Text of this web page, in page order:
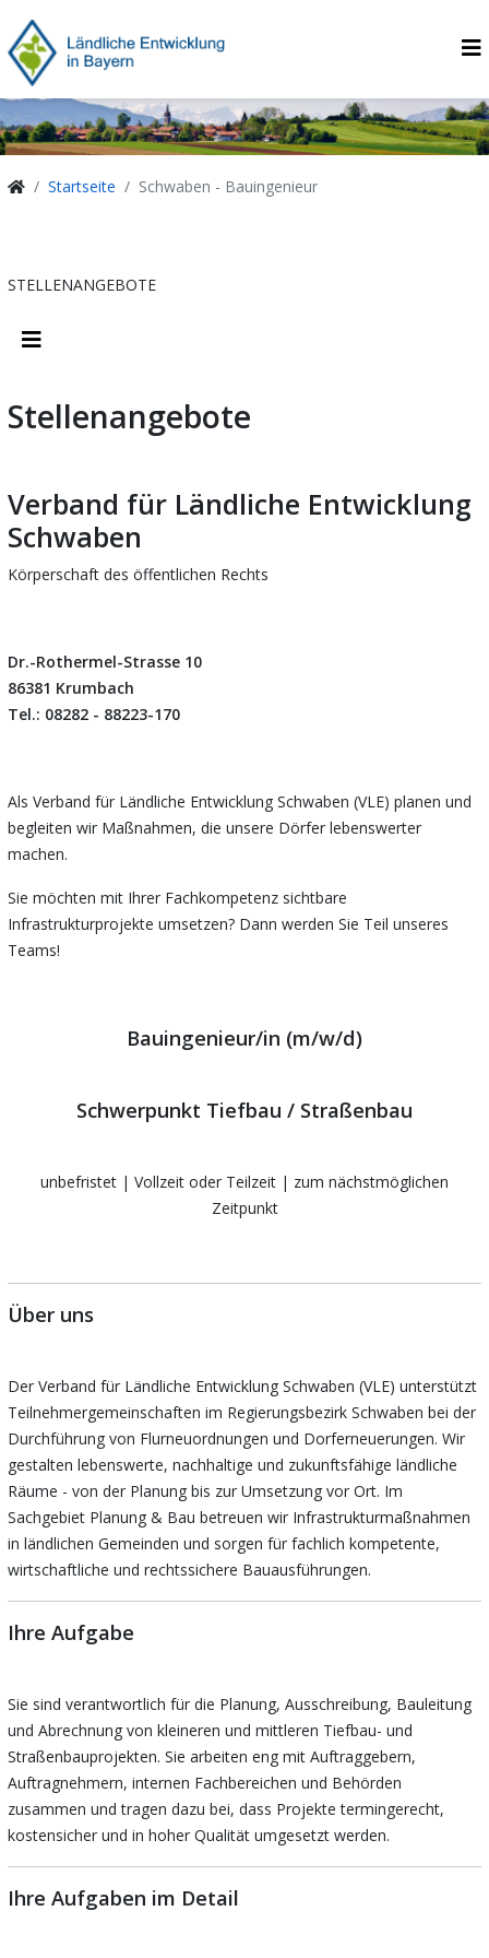
Startseite Schwaben - Bauingenieur
STELLENANGEBOTE
Stellenangebote
Verband für Ländliche Entwicklung
Schwaben
Körperschaft des öffentlichen Rechts
Dr.-Rothermel-Strasse 10
86381 Krumbach
Tel.: 08282 - 88223-170
Als Verband für Ländliche Entwicklung Schwaben (VLE) planen und
begleiten wir Maßnahmen, die unsere Dörfer lebenswerter
machen.
Sie möchten mit Ihrer Fachkompetenz sichtbare
Infrastrukturprojekte umsetzen? Dann werden Sie Teil unseres
Teams!
Bauingenieur/in (m/w/d)
Schwerpunkt Tiefbau / Straßenbau
unbefristet | Vollzeit oder Teilzeit | zum nächstmöglichen
Zeitpunkt
Über uns
Der Verband für Ländliche Entwicklung Schwaben (VLE) unterstützt
Teilnehmergemeinschaften im Regierungsbezirk Schwaben bei der
Durchführung von Flurneuordnungen und Dorferneuerungen. Wir
gestalten lebenswerte, nachhaltige und zukunftsfähige ländliche
Räume - von der Planung bis zur Umsetzung vor Ort. Im
Sachgebiet Planung & Bau betreuen wir Infrastrukturmaßnahmen
in ländlichen Gemeinden und sorgen für fachlich kompetente,
wirtschaftliche und rechtssichere Bauausführungen.
Ihre Aufgabe
Sie sind verantwortlich für die Planung, Ausschreibung, Bauleitung
und Abrechnung von kleineren und mittleren Tiefbau- und
Straßenbauprojekten. Sie arbeiten eng mit Auftraggebern,
Auftragnehmern, internen Fachbereichen und Behörden
zusammen und tragen dazu bei, dass Projekte termingerecht,
kostensicher und in hoher Qualität umgesetzt werden.
Ihre Aufgaben im Detail